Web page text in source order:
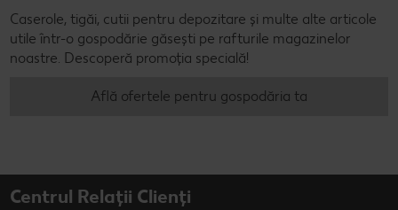
Caserole, tigăi, cutii pentru depozitare și multe alte articole
utile într-o gospodărie găsești pe rafturile magazinelor
noastre. Descoperă promoția specială!
Află ofertele pentru gospodăria ta
Centrul Relații Clienți